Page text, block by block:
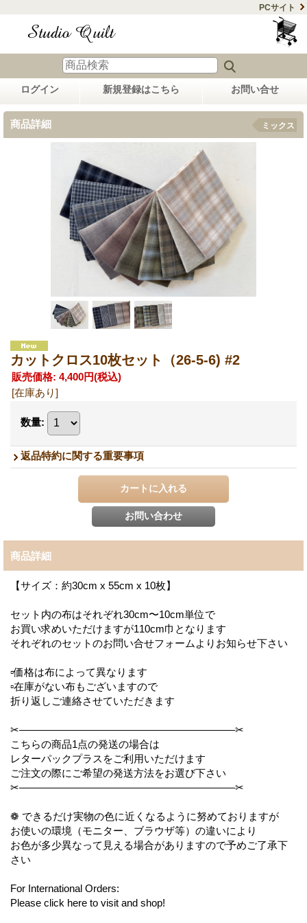
PCサイト
ログイン 新規登録はこちら お問い合せ
商品詳細 ミックス
カットクロス10枚セット（26-5-6) #2
販売価格: 4,400円(税込)
[在庫あり]
数量:
返品特約に関する重要事項
商品詳細
【サイズ：約30cm x 55cm x 10枚】
セット内の布はそれぞれ30cm〜10cm単位で
お買い求めいただけますが110cm巾となります
それぞれのセットのお問い合せフォームよりお知らせ下さい
▫️価格は布によって異なります
▫️在庫がない布もございますので
折り返しご連絡させていただきます
✂︎—————————————————————✂︎
こちらの商品1点の発送の場合は
レターパックプラスをご利用いただけます
ご注文の際にご希望の発送方法をお選び下さい
✂︎—————————————————————✂︎
❁ できるだけ実物の色に近くなるように努めておりますが
お使いの環境（モニター、ブラウザ等）の違いにより
お色が多少異なって見える場合がありますので予めご了承下
さい
For International Orders:
Please click here to visit and shop!